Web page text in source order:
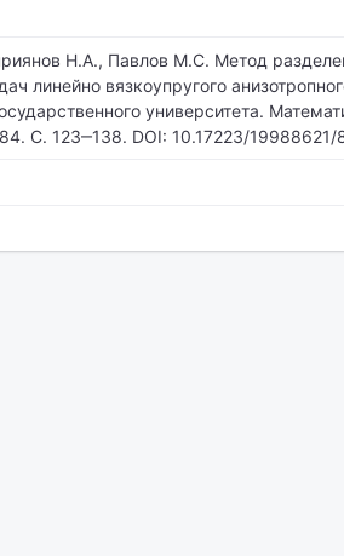
Н.А., Павлов М.С. Метод
линейно вязкоупругого
университета.
С. 123‒138. DOI: 10.17223/19988621/